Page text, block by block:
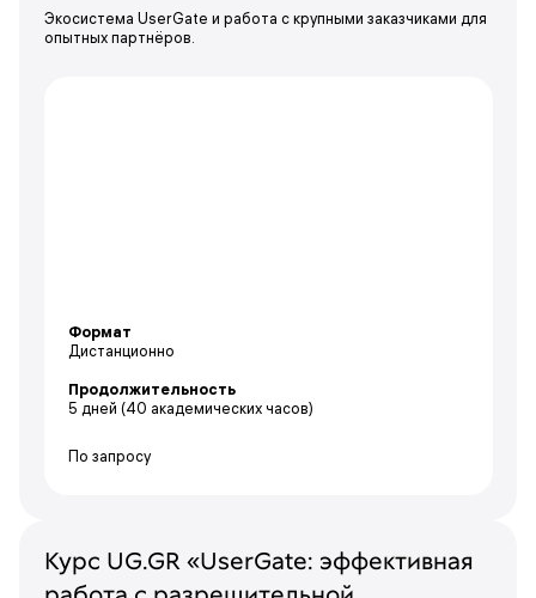
Экосистема UserGate и работа с крупными заказчиками для
опытных партнёров.
Формат
Дистанционно
Продолжительность
5 дней (40 академических часов)
По запросу
Курс UG.GR «UserGate: эффективная